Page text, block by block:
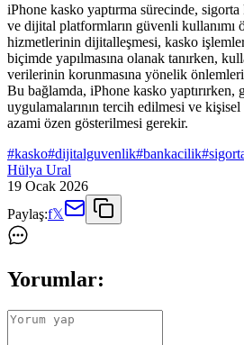
iPhone kasko yaptırma sürecinde, sigorta
ve dijital platformların güvenli kullanımı
hizmetlerinin dijitalleşmesi, kasko
biçimde yapılmasına olanak tanırken,
verilerinin korunmasına yönelik
Bu bağlamda, iPhone kasko yaptırırken,
uygulamalarının tercih edilmesi ve
azami özen gösterilmesi gerekir.
#kasko#dijitalguvenlik#bankacilik#
Hülya Ural
19 Ocak 2026
Paylaş:f𝕏
Yorumlar: